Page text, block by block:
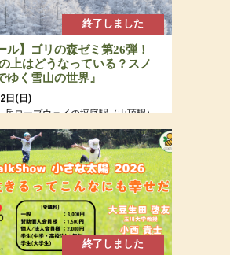
終了しました
ル】ゴリの森ゼミ第26弾！
上はどうなっている？スノ
ゆく雪山の世界』
日(日)
岳ロープウェイの坪庭駅（山頂駅）
費：年会員15,000円（若者応援プロ
き20代割引あるよ）・定員７名
終了しました